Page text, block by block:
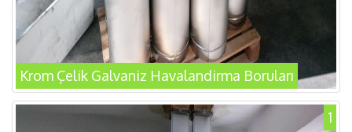
Krom Çelik Galvaniz Havalandirma Boruları
1